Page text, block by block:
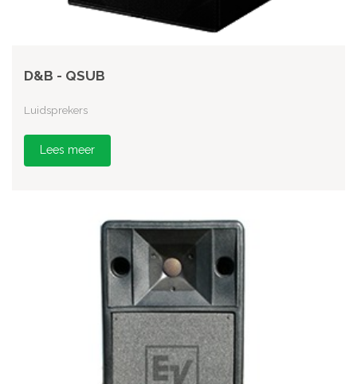
D&B - QSUB
Luidsprekers
Lees meer